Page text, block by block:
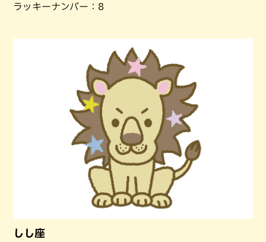
ラッキーナンバー：8
しし座